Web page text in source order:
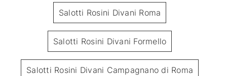
Salotti Rosini Divani Roma
Salotti Rosini Divani Formello
Salotti Rosini Divani Campagnano di Roma